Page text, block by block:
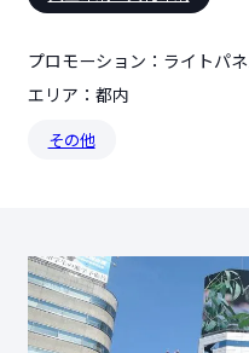
プロモーション：ライトパ
エリア：都内
その他